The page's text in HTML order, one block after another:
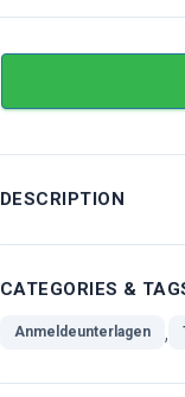
DESCRIPTION
CATEGORIES &
Anmeldeunterlagen ,